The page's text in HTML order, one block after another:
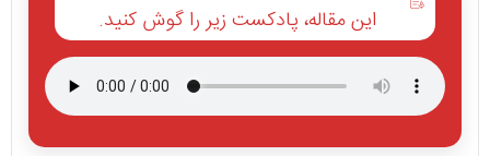
این مقاله، پادکست زیر را گوش کنید.